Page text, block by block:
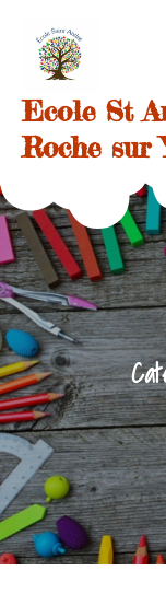
content
Ecole St
Roche sur